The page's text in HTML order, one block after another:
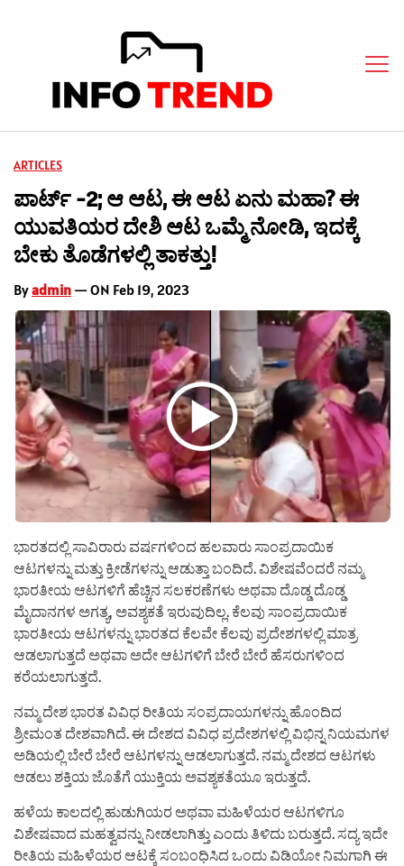
ARTICLES
ಪಾರ್ಟ್ -2; ಆ ಆಟ, ಈ ಆಟ ಏನು ಮಹಾ? ಈ
ಯುವತಿಯರ ದೇಶಿ ಆಟ ಒಮ್ಮೆ ನೋಡಿ, ಇದಕ್ಕೆ
ಬೇಕು ತೊಡೆಗಳಲ್ಲಿ ತಾಕತ್ತು!
Byadmin — ON Feb 19, 2023
ಭಾರತದಲ್ಲಿ ಸಾವಿರಾರು ವರ್ಷಗಳಿಂದ ಹಲವಾರು ಸಾಂಪ್ರದಾಯಿಕ
ಆಟಗಳನ್ನು ಮತ್ತು ಕ್ರೀಡೆಗಳನ್ನು ಆಡುತ್ತಾ ಬಂದಿದೆ. ವಿಶೇಷವೆಂದರೆ ನಮ್ಮ
ಭಾರತೀಯ ಆಟಗಳಿಗೆ ಹೆಚ್ಚಿನ ಸಲಕರಣೆಗಳು ಅಥವಾ ದೊಡ್ಡ ದೊಡ್ಡ
ಮೈದಾನಗಳ ಅಗತ್ಯ, ಅವಶ್ಯಕತೆ ಇರುವುದಿಲ್ಲ. ಕೆಲವು ಸಾಂಪ್ರದಾಯಿಕ
ಭಾರತೀಯ ಆಟಗಳನ್ನು ಭಾರತದ ಕೆಲವೇ ಕೆಲವು ಪ್ರದೇಶಗಳಲ್ಲಿ ಮಾತ್ರ
ಆಡಲಾಗುತ್ತದೆ ಅಥವಾ ಅದೇ ಆಟಗಳಿಗೆ ಬೇರೆ ಬೇರೆ ಹೆಸರುಗಳಿಂದ
ಕರೆಯಲಾಗುತ್ತದೆ.
ನಮ್ಮ ದೇಶ ಭಾರತ ವಿವಿಧ ರೀತಿಯ ಸಂಪ್ರದಾಯಗಳನ್ನು ಹೊಂದಿದ
ಶ್ರೀಮಂತ ದೇಶವಾಗಿದೆ. ಈ ದೇಶದ ವಿವಿಧ ಪ್ರದೇಶಗಳಲ್ಲಿ ವಿಭಿನ್ನ ನಿಯಮಗಳ
ಅಡಿಯಲ್ಲಿ ಬೇರೆ ಬೇರೆ ಆಟಗಳನ್ನು ಆಡಲಾಗುತ್ತದೆ. ನಮ್ಮ ದೇಶದ ಆಟಗಳು
ಆಡಲು ಶಕ್ತಿಯ ಜೊತೆಗೆ ಯುಕ್ತಿಯ ಅವಶ್ಯಕತೆಯೂ ಇರುತ್ತದೆ.
ಹಳೆಯ ಕಾಲದಲ್ಲಿ ಹುಡುಗಿಯರ ಅಥವಾ ಮಹಿಳೆಯರ ಆಟಗಳಿಗೂ
ವಿಶೇಷವಾದ ಮಹತ್ವವನ್ನು ನೀಡಲಾಗಿತ್ತು ಎಂದು ತಿಳಿದು ಬರುತ್ತದೆ. ಸದ್ಯ ಇದೇ
ರೀತಿಯ ಮಹಿಳೆಯರ ಆಟಕ್ಕೆ ಸಂಬಂಧಿಸಿದ ಒಂದು ವಿಡಿಯೋ ನಿಮಗಾಗಿ ಈ